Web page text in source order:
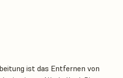
ist das Entfernen von